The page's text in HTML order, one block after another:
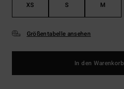
XS S M
Größentabelle ansehen
In den Warenkorb